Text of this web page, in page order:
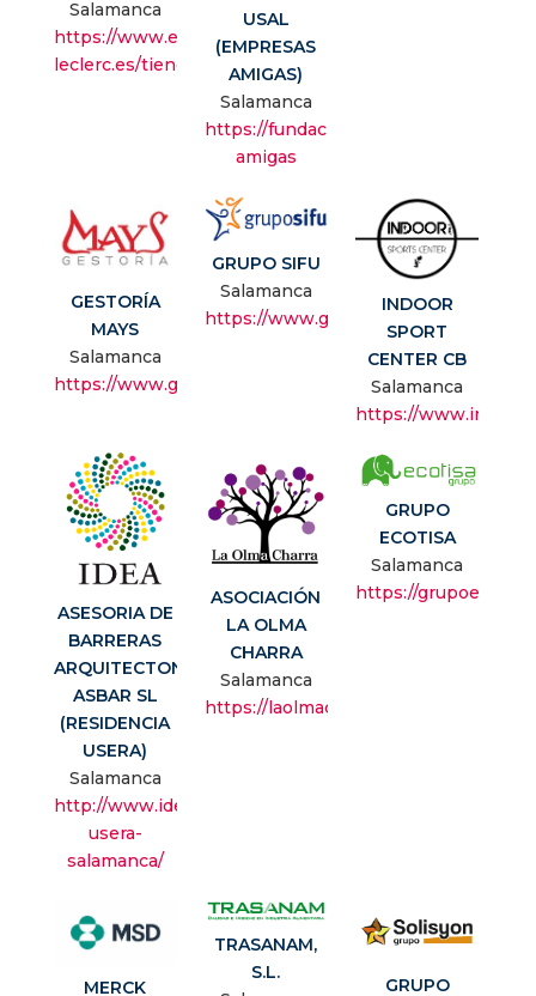
Salamanca
https://www.e-
leclerc.es/tiendas/salamanca
USAL
(EMPRESAS
AMIGAS)
Salamanca
https://fundacion.usal.es/es/
amigas
GESTORÍA
MAYS
Salamanca
https://www.gestoriamays.es/
GRUPO SIFU
Salamanca
https://www.gruposifu.com/
INDOOR
SPORT
CENTER CB
Salamanca
https://
ASESORIA DE
BARRERAS
ARQUITECTONICAS
ASBAR SL
(RESIDENCIA
USERA)
Salamanca
http://www.ideainnovacion.com/residencia-
usera-
salamanca/
ASOCIACIÓN
LA OLMA
CHARRA
Salamanca
https://laolmacharra.com/
GRUPO
ECOTISA
Salamanca
https://
MERCK
TRASANAM,
S.L.
GRUPO